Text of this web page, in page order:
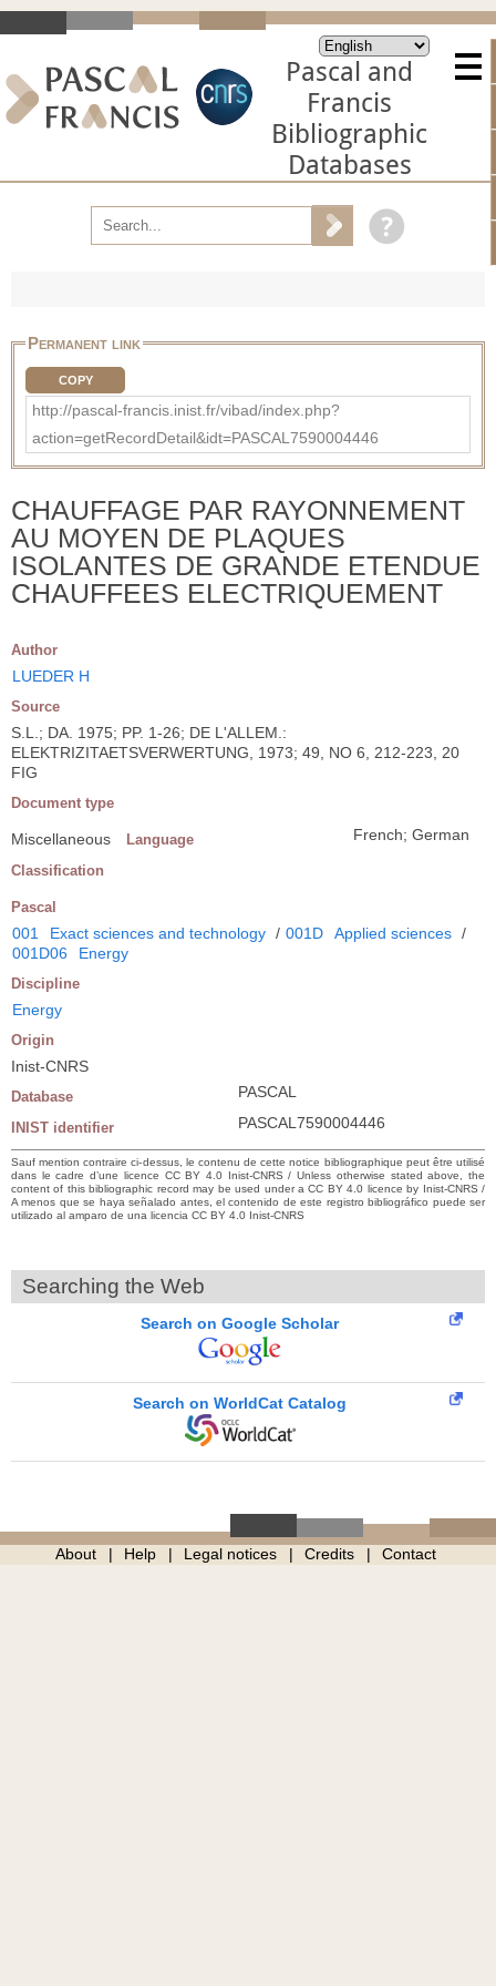
Pascal and
Francis
Bibliographic
Databases
Permanent link
COPY
http://pascal-francis.inist.fr/vibad/index.php?
action=getRecordDetail&idt=PASCAL7590004446
CHAUFFAGE PAR RAYONNEMENT
AU MOYEN DE PLAQUES
ISOLANTES DE GRANDE ETENDUE
CHAUFFEES ELECTRIQUEMENT
Author
LUEDER H
Source
S.L.; DA. 1975; PP. 1-26; DE L'ALLEM.:
ELEKTRIZITAETSVERWERTUNG, 1973; 49, NO 6, 212-223, 20
FIG
Document type
Miscellaneous Language French; German
Classification
Pascal
001 Exact sciences and technology / 001D Applied sciences /
001D06
Energy
Discipline
Energy
Origin
Inist-CNRS
Database PASCAL
INIST identifier PASCAL7590004446
Sauf mention contraire ci-dessus, le contenu de cette notice bibliographique peut être utilisé
dans le cadre d’une licence CC BY 4.0 Inist-CNRS / Unless otherwise stated above, the
content of this bibliographic record may be used under a CC BY 4.0 licence by Inist-CNRS /
A menos que se haya señalado antes, el contenido de este registro bibliográfico puede ser
utilizado al amparo de una licencia CC BY 4.0 Inist-CNRS
Searching the Web
Search on Google Scholar
Search on WorldCat Catalog
About Help Legal notices Credits Contact